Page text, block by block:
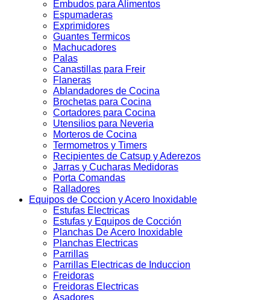
Embudos para Alimentos
Espumaderas
Exprimidores
Guantes Termicos
Machucadores
Palas
Canastillas para Freir
Flaneras
Ablandadores de Cocina
Brochetas para Cocina
Cortadores para Cocina
Utensilios para Neveria
Morteros de Cocina
Termometros y Timers
Recipientes de Catsup y Aderezos
Jarras y Cucharas Medidoras
Porta Comandas
Ralladores
Equipos de Coccion y Acero Inoxidable
Estufas Electricas
Estufas y Equipos de Cocción
Planchas De Acero Inoxidable
Planchas Electricas
Parrillas
Parrillas Electricas de Induccion
Freidoras
Freidoras Electricas
Asadores